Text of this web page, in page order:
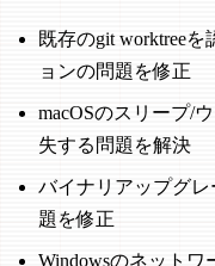
既存のgit worktree
ョンの問題を修正
macOSのスリープ/
失する問題を解決
バイナリアップグ
題を修正
Windowsのネットワ